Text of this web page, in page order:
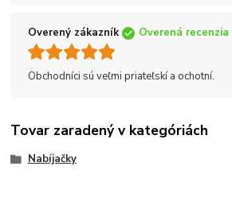
Overený zákazník Overená recenzia
Obchodníci sú veľmi priateľskí a ochotní.
Tovar zaradený v kategóriách
Nabíjačky